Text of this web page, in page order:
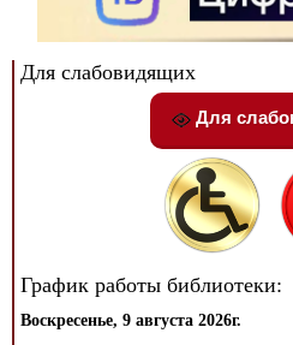
Для слабовидящих
Для
График работы библиотеки:
Воскресенье, 9 августа 2026г.